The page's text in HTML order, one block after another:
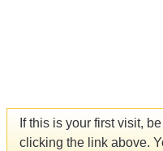
If this is your first visit,
clicking the link above.